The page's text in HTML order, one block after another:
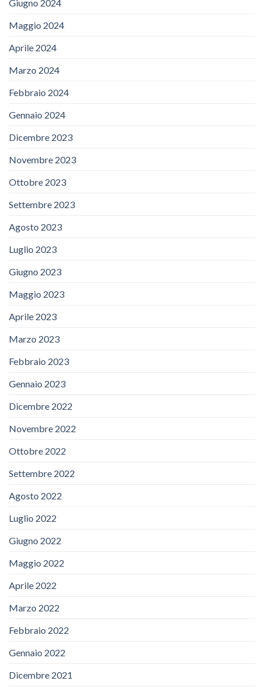
Giugno 2024
Maggio 2024
Aprile 2024
Marzo 2024
Febbraio 2024
Gennaio 2024
Dicembre 2023
Novembre 2023
Ottobre 2023
Settembre 2023
Agosto 2023
Luglio 2023
Giugno 2023
Maggio 2023
Aprile 2023
Marzo 2023
Febbraio 2023
Gennaio 2023
Dicembre 2022
Novembre 2022
Ottobre 2022
Settembre 2022
Agosto 2022
Luglio 2022
Giugno 2022
Maggio 2022
Aprile 2022
Marzo 2022
Febbraio 2022
Gennaio 2022
Dicembre 2021